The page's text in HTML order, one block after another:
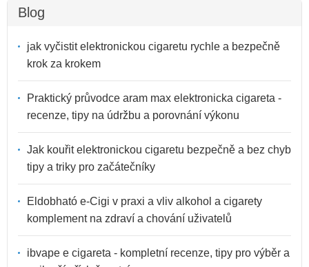
Blog
jak vyčistit elektronickou cigaretu rychle a bezpečně
krok za krokem
Praktický průvodce aram max elektronicka cigareta -
recenze, tipy na údržbu a porovnání výkonu
Jak kouřit elektronickou cigaretu bezpečně a bez chyb
tipy a triky pro začátečníky
Eldobható e-Cigi v praxi a vliv alkohol a cigarety
komplement na zdraví a chování uživatelů
ibvape e cigareta - kompletní recenze, tipy pro výběr a